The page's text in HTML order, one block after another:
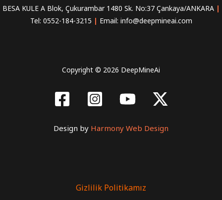
BESA KULE A Blok, Çukurambar 1480 Sk. No:37 Çankaya/ANKARA |
Tel: 0552-184-3215 | Email: info@deepmineai.com
Copyright © 2026 DeepMineAi
Design by Harmony Web Design
Gizlilik Politikamız